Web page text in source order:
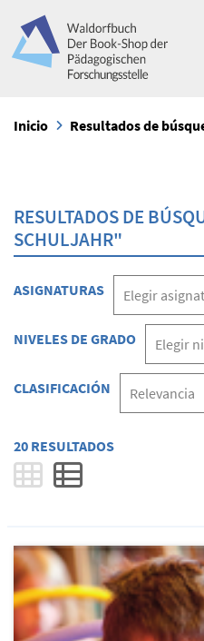
Inicio Resultados de
RESULTADOS DE
SCHULJAHR"
ASIGNATURAS
NIVELES DE GRADO
CLASIFICACIÓN
20 RESULTADOS